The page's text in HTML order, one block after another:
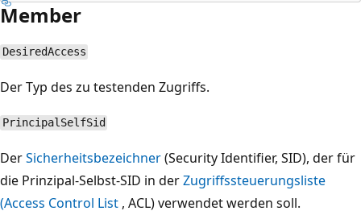
Member
DesiredAccess
Der Typ des zu testenden Zugriffs.
PrincipalSelfSid
DerSicherheitsbezeichner(Security Identifier, SID), der für
die Prinzipal-Selbst-SID in derZugriffssteuerungsliste
(Access Control List , ACL) verwendet werden soll.